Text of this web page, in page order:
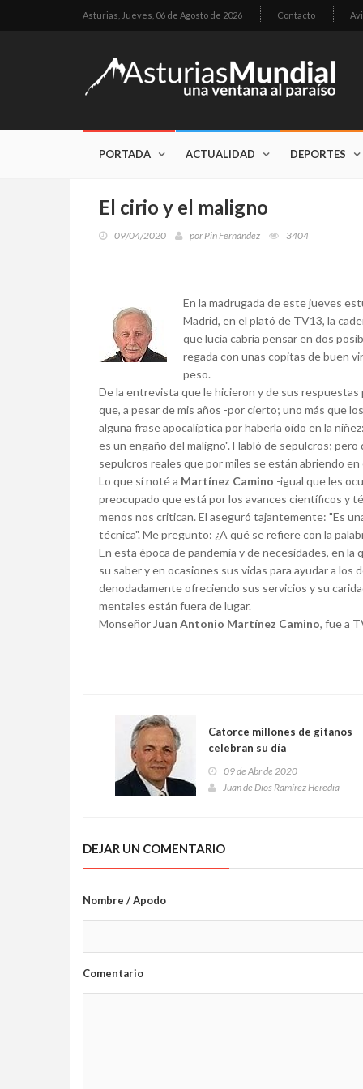
Asturias, Jueves, 06 de Agosto de 2026 Contacto
PORTADA ACTUALIDAD DEPORTES
El cirio y el maligno
09/04/2020 porPin Fernández 3404
En la madrugada de este jueves
Madrid, en el plató de TV13, la
que lucía cabría pensar en dos
regada con unas copitas de buen
peso.
De la entrevista que le hicieron y de sus
que, a pesar de mis años -por cierto; uno más que
alguna frase apocalíptica por haberla oído en la
es un engaño del maligno". Habló de sepulcros;
sepulcros reales que por miles se están abriendo
Lo que sí noté a Martínez Camino -igual que les
preocupado que está por los avances científicos y
menos nos critican. El aseguró tajantemente: "Es
técnica". Me pregunto: ¿A qué se refiere con la
En esta época de pandemia y de necesidades, en
su saber y en ocasiones sus vidas para ayudar a
denodadamente ofreciendo sus servicios y su
mentales están fuera de lugar.
MonseñorJuan Antonio Martínez Camino, fue a
Catorce millones de gitanos
celebran su día
09 de Abr de 2020
Juan de Dios Ramírez Heredia
DEJAR UN COMENTARIO
Nombre / Apodo
Comentario